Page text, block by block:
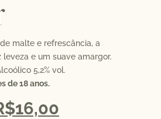
malte e refrescância, a
leveza e um suave amargor.
5,2% vol.
de 18 anos.
16,00